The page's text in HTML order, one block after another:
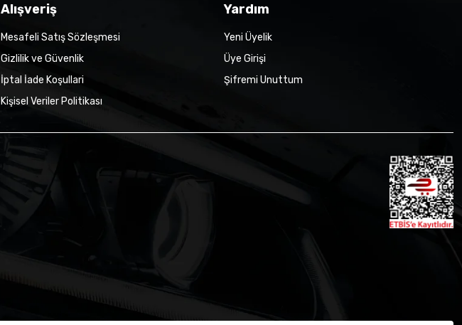
Alışveriş
Mesafeli Satış Sözleşmesi
Gizlilik ve Güvenlik
İptal İade Koşullari
Kişisel Veriler Politikası
Yardım
Yeni Üyelik
Üye Girişi
Şifremi Unuttum